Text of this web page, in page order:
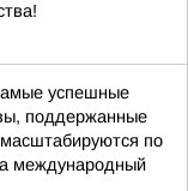
успешные
поддержанные
по
международный